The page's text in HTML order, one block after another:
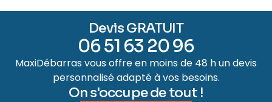
Devis GRATUIT
06 51 63 20 96
MaxiDébarras vous offre en moins de 48 h un devis
personnalisé adapté à vos besoins.
On s'occupe de tout !